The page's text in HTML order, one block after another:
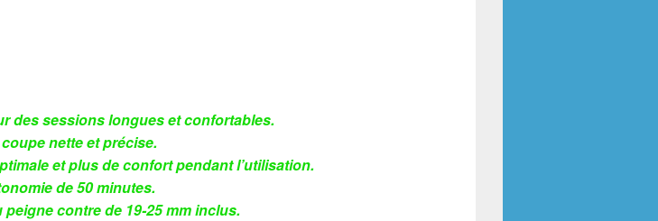
des sessions longues et confortables.
nette et précise.
et plus de confort pendant l’utilisation.
de 50 minutes.
contre de 19-25 mm inclus.